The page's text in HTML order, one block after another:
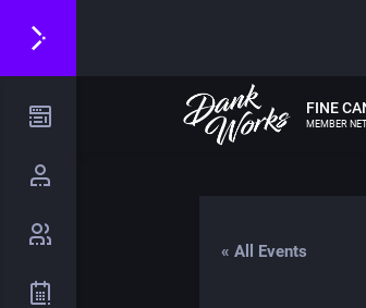
FINE
MEMBER
« All Events